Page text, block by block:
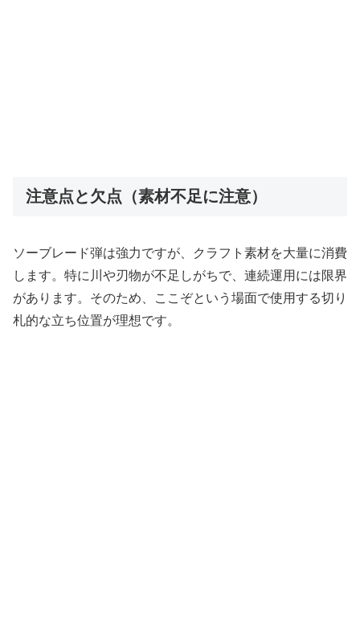
注意点と欠点（素材不足に注意）
ソーブレード弾は強力ですが、クラフト素材を大量に消費
します。特に川や刃物が不足しがちで、連続運用には限界
があります。そのため、ここぞという場面で使用する切り
札的な立ち位置が理想です。